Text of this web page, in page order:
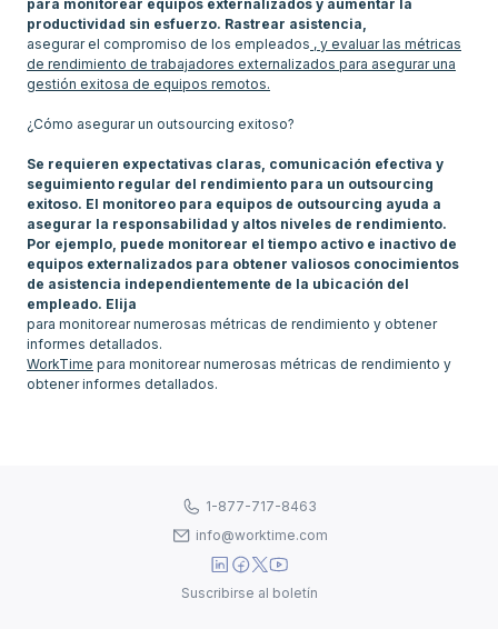
para monitorear equipos externalizados y aumentar la
productividad sin esfuerzo. Rastrear asistencia,
asegurar el compromiso de los empleados , y evaluar las métricas
de rendimiento de trabajadores externalizados para asegurar una
gestión exitosa de equipos remotos.
¿Cómo asegurar un outsourcing exitoso?
Se requieren expectativas claras, comunicación efectiva y
seguimiento regular del rendimiento para un outsourcing
exitoso. El monitoreo para equipos de outsourcing ayuda a
asegurar la responsabilidad y altos niveles de rendimiento.
Por ejemplo, puede monitorear el tiempo activo e inactivo de
equipos externalizados para obtener valiosos conocimientos
de asistencia independientemente de la ubicación del
empleado. Elija
para monitorear numerosas métricas de rendimiento y obtener
WorkTime para monitorear numerosas métricas de rendimiento y
1-877-717-8463
info@worktime.com
Suscribirse al boletín